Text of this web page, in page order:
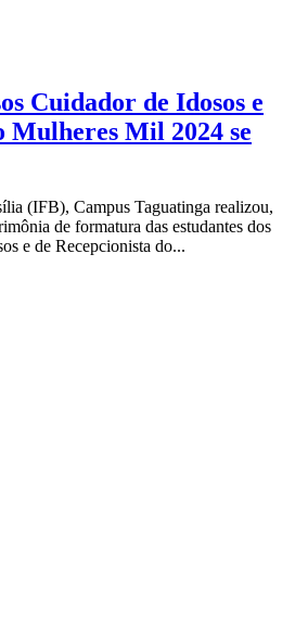
Cuidador de Idosos e
Mulheres Mil 2024 se
(IFB), Campus Taguatinga realizou,
de formatura das estudantes dos
e de Recepcionista do...